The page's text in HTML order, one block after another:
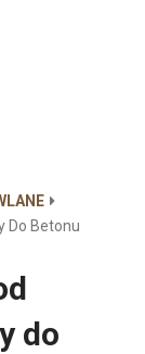
Do Betonu
do